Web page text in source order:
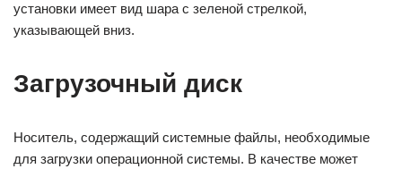
установки имеет вид шара с зеленой стрелкой,
указывающей вниз.
Загрузочный диск
Носитель, содержащий системные файлы, необходимые
для загрузки операционной системы. В качестве может